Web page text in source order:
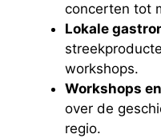
concerten tot
Lokale
workshops.
Workshops
over de
regio.